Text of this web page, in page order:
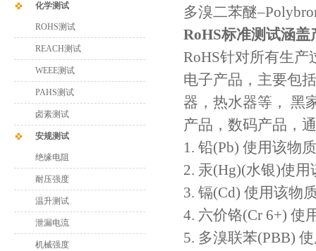
化学测试
ROHS测试
REACH测试
WEEE测试
PAHS测试
卤素测试
安规测试
绝缘电阻
耐压强度
温升测试
泄漏电流
机械强度
多溴二苯醚
RoHS标准测试涵盖
RoHS针对所有生
电子产品，主要包
器，热水器等， 黑
产品，数码产品，
1. 铅(Pb) 使用该物
2. 汞(Hg)(水银)使
3. 镉(Cd) 使用该物
4. 六价铬(Cr 6+) 使
5. 多溴联苯(PBB)